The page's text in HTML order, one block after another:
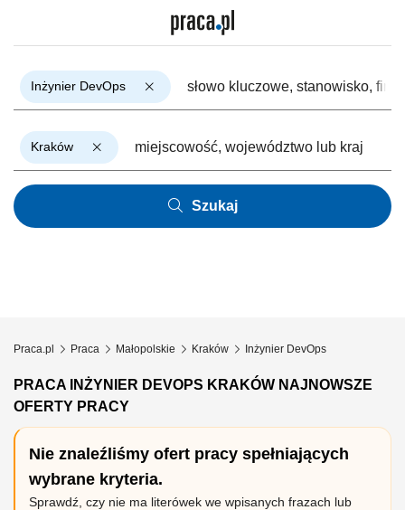
Inżynier DevOps
Kraków
Szukaj
Praca.pl Praca Małopolskie Kraków Inżynier DevOps
PRACA INŻYNIER DEVOPS KRAKÓW NAJNOWSZE
OFERTY PRACY
Nie znaleźliśmy ofert pracy spełniających
wybrane kryteria.
Sprawdź, czy nie ma literówek we wpisanych frazach lub